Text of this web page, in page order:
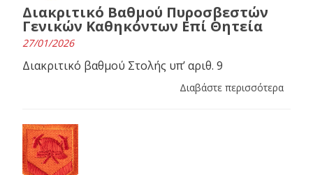
Διακριτικό Βαθμού Πυροσβεστών
Γενικών Καθηκόντων Επί Θητεία
27/01/2026
Διακριτικό βαθμού Στολής υπ’ αριθ. 9
Διαβάστε περισσότερα